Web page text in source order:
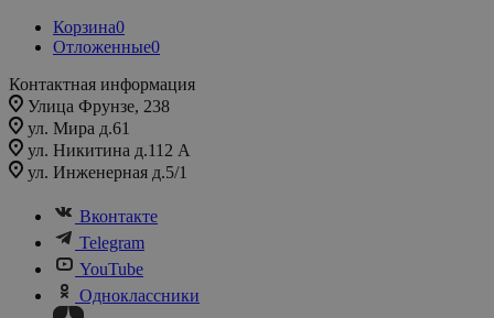
Корзина0
Отложенные0
Контактная информация
Улица Фрунзе, 238​
ул. Мира д.61
ул. Никитина д.112 А
ул. Инженерная д.5/1
Вконтакте
Telegram
YouTube
Одноклассники